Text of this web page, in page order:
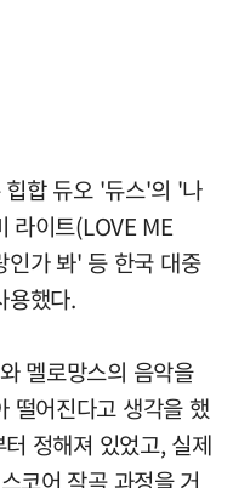
합 듀오 '듀스'의 '나
라이트(LOVE ME
가 봐' 등 한국 대중
용했다.
멜로망스의 음악을
떨어진다고 생각을 했
정해져 있었고, 실제
코어 작곡 과정을 거